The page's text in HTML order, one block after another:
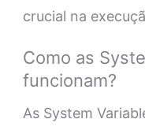
crucial na
Como as
funcionam?
As System